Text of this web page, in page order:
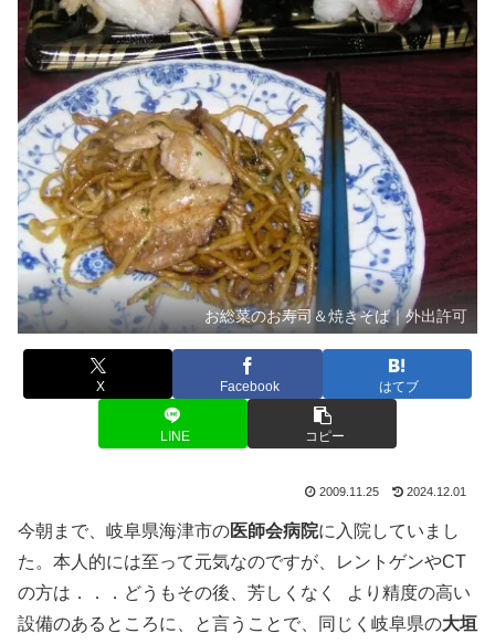
お総菜のお寿司＆焼きそば｜外出許可
X Facebook はてブ
LINE コピー
2009.11.25 2024.12.01
今朝まで、岐阜県海津市の医師会病院に入院していまし
た。本人的には至って元気なのですが、レントゲンやCT
の方は．．．どうもその後、芳しくなく
より精度の高い
設備のあるところに、と言うことで、同じく岐阜県の大垣